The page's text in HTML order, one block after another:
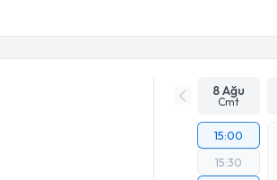
8 Ağu
Cmt
15:00
15:30